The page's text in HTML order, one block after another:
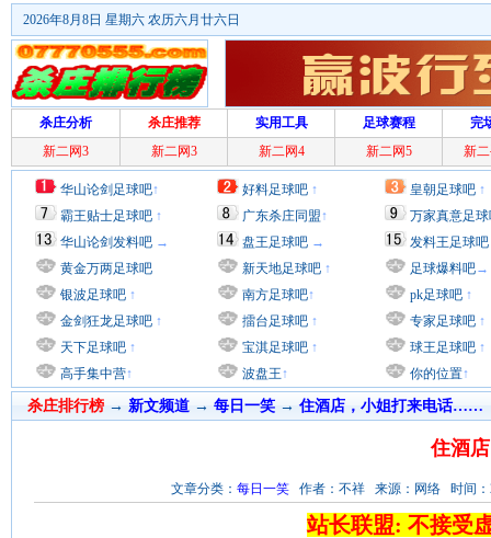
2026年8月8日 星期六 农历六月廿六日
杀庄分析 杀庄推荐 实用工具 足球赛程
完
新二网3
新二网3 新二网4 新二网5 新
华山论剑足球吧↑
霸王贴士足球吧 ↑
华山论剑发料吧 →
黄金万两足球吧
银波足球吧 ↑
金剑狂龙足球吧 ↑
天下足球吧 ↑
高手集中营↑
好料足球吧 ↑
广东杀庄同盟↑
盘王足球吧 →
新天地足球吧 ↑
南方足球吧↑
擂台足球吧 ↑
宝淇足球吧 ↑
波盘王↑
皇朝足球吧 ↑
万家真意足
发料王足球吧
足球爆料吧→
pk足球吧 ↑
专家足球吧 ↑
球王足球吧 ↑
你的位置↑
杀庄排行榜 → 新文频道→ 每日一笑 → 住酒店，小姐打来电话……
住酒
文章分类： 每日一笑 作者：不祥 来源：网络 时间：
站长联盟: 不接受